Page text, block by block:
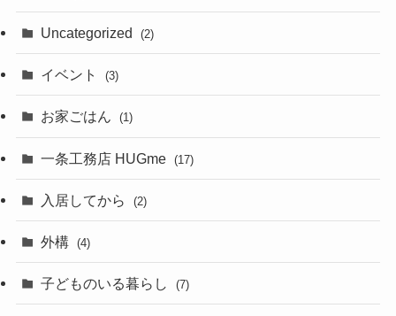
Uncategorized (2)
イベント (3)
お家ごはん (1)
一条工務店 HUGme (17)
入居してから (2)
外構 (4)
子どものいる暮らし (7)